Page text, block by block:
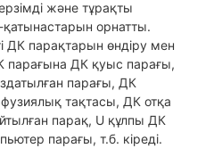
және тұрақты
орнатты.
ДК парақтарын өндіру мен
парағына ДК қуыс парағы,
парағы, ДК
тақтасы, ДК отқа
парақ, U құлпы ДК
парағы, т.б. кіреді.